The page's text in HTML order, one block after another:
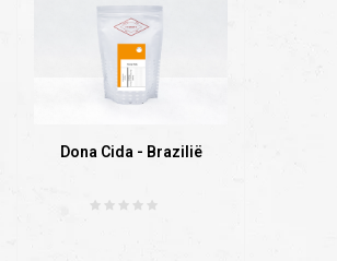
Dona Cida - Brazilië